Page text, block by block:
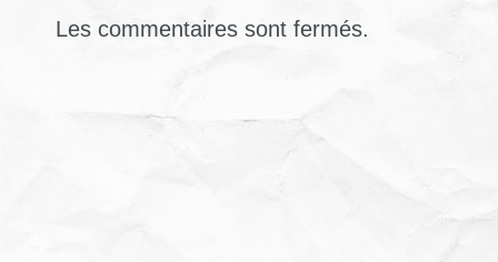
Les commentaires sont fermés.